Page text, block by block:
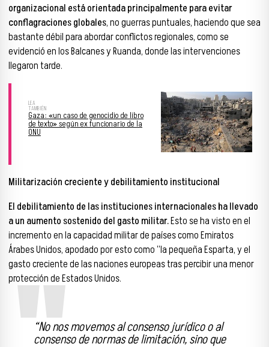
organizacional está orientada principalmente para evitar
conflagraciones globales, no guerras puntuales, haciendo que sea
bastante débil para abordar conflictos regionales, como se
evidenció en los Balcanes y Ruanda, donde las intervenciones
llegaron tarde.
Gaza: «un caso de genocidio de libro
de texto» según ex funcionario de la
ONU
Militarización creciente y debilitamiento institucional
El debilitamiento de las instituciones internacionales ha llevado
a un aumento sostenido del gasto militar.Esto se ha visto en el
incremento en la capacidad militar de países como Emiratos
Árabes Unidos, apodado por esto como “la pequeña Esparta, y el
gasto creciente de las naciones europeas tras percibir una menor
protección de Estados Unidos.
“No nos movemos al consenso jurídico o al
consenso de normas de limitación, sino que